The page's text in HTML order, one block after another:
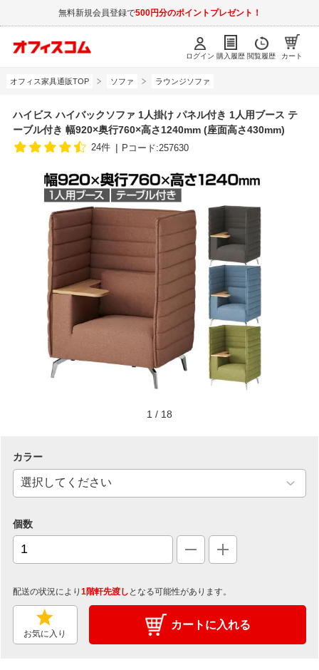
無料新規会員登録で500円分のポイントプレゼント！
ログイン 購入履歴 閲覧履歴 カート
オフィス家具通販TOP ソファ ラウンジソファ
ハイビス ハイバックソファ 1人掛け パネル付き 1人用ブース テ
ーブル付き 幅920×奥行760×高さ1240mm (座面高さ430mm)
24件 Pコード:257630
1 / 18
カラー
個数
配送の状況により 1階軒先渡し となる可能性があります。
お気に入り
カートに入れる